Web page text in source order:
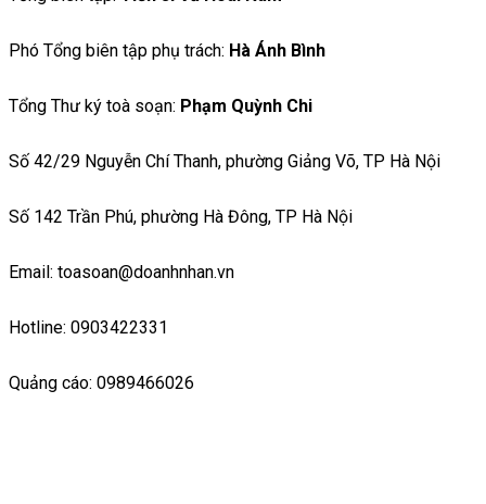
Phó Tổng biên tập phụ trách: Hà Ánh Bình
Tổng Thư ký toà soạn: Phạm Quỳnh Chi
Số 42/29 Nguyễn Chí Thanh, phường Giảng Võ, TP Hà Nội
Số 142 Trần Phú, phường Hà Đông, TP Hà Nội
Email: toasoan@doanhnhan.vn
Hotline: 0903422331
Quảng cáo: 0989466026